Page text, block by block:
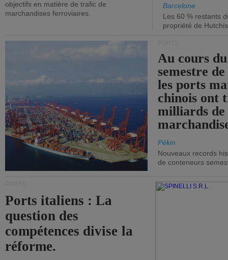
objectifs en matière de trafic de
marchandises ferroviaires.
Barcelone
Les 60 % restants
propriété de
Au cours
semestre
les ports
chinois ont
milliards de
Pékin
Nouveaux records
de conteneurs
Ports italiens : La
question des
compétences divise la
réforme.